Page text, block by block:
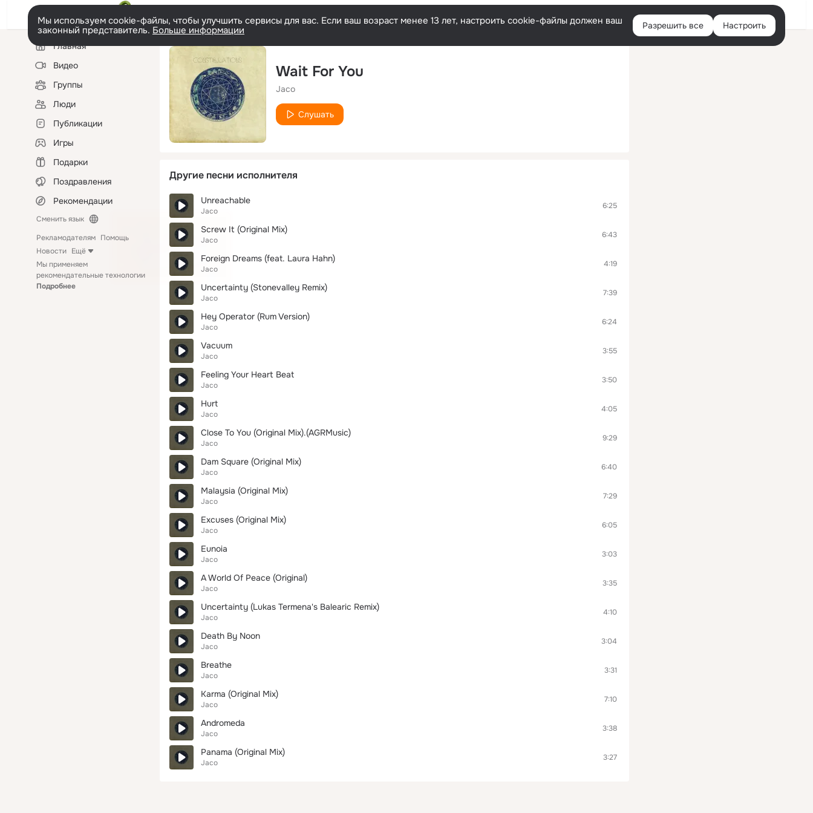
Войти
Мы используем cookie-файлы, чтобы улучшить сервисы для вас. Если ваш возраст менее 13 лет, настроить cookie-файлы должен ваш
законный представитель. Больше информации Разрешить все Настроить
Левая
колонкаГлавная
Видео
Группы
Люди
Публикации
Игры
Подарки
Поздравления
Рекомендации
Сменить язык
Рекламодателям Помощь
Новости Ещё
Мы применяем
рекомендательные технологии
Подробнее
Wait For You
Jaco
Слушать
Другие песни исполнителя
Unreachable
Jaco
6:25
Screw It (Original Mix)
Jaco
6:43
Foreign Dreams (feat. Laura Hahn)
Jaco
4:19
Uncertainty (Stonevalley Remix)
Jaco
7:39
Hey Operator (Rum Version)
Jaco
6:24
Vacuum
Jaco
3:55
Feeling Your Heart Beat
Jaco
3:50
Hurt
Jaco
4:05
Close To You (Original Mix).(AGRMusic)
Jaco
9:29
Dam Square (Original Mix)
Jaco
6:40
Malaysia (Original Mix)
Jaco
7:29
Excuses (Original Mix)
Jaco
6:05
Eunoia
Jaco
3:03
A World Of Peace (Original)
Jaco
3:35
Uncertainty (Lukas Termena's Balearic Remix)
Jaco
4:10
Death By Noon
Jaco
3:04
Breathe
Jaco
3:31
Karma (Original Mix)
Jaco
7:10
Andromeda
Jaco
3:38
Panama (Original Mix)
Jaco
3:27